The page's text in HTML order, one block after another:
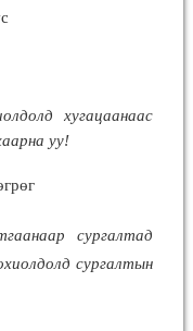
хугацаанаас
уу!
сургалтад
сургалтын